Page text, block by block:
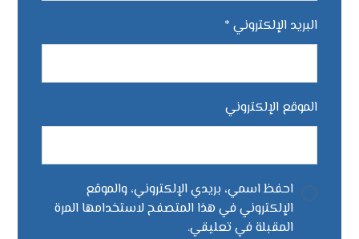
البريد الإلكتروني *
الموقع الإلكتروني
احفظ اسمي، بريدي الإلكتروني، والموقع
الإلكتروني في هذا المتصفح لاستخدامها المرة
المقبلة في تعليقي.